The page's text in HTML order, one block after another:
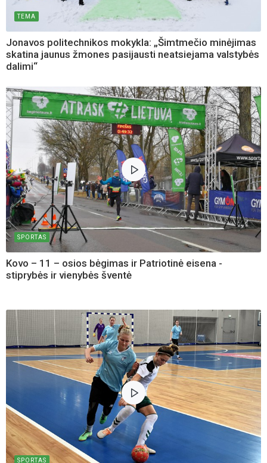
TEMA
Jonavos politechnikos mokykla: „Šimtmečio minėjimas
skatina jaunus žmones pasijausti neatsiejama valstybės
dalimi“
SPORTAS
Kovo – 11 – osios bėgimas ir Patriotinė eisena -
stiprybės ir vienybės šventė
SPORTAS